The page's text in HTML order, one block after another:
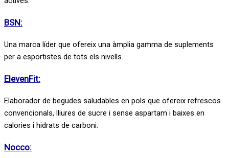
BSN:
Una marca líder que ofereix una àmplia gamma de suplements
per a esportistes de tots els nivells.
ElevenFit:
Elaborador de begudes saludables en pols que ofereix refrescos
convencionals, lliures de sucre i sense aspartam i baixes en
calories i hidrats de carboni.
Nocco: